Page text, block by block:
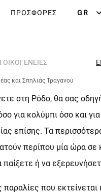
ΠΡΟΣΦΟΡΈΣ GR
ΟΙΚΟΓΈΝΕΙΕΣ
και Σπηλιάς Τραγανού
στη Ρόδο, θα σας
για κολύμπι όσο και
επίσης. Τα
περίπου μία ώρα σε
ή να
που εκτείνεται